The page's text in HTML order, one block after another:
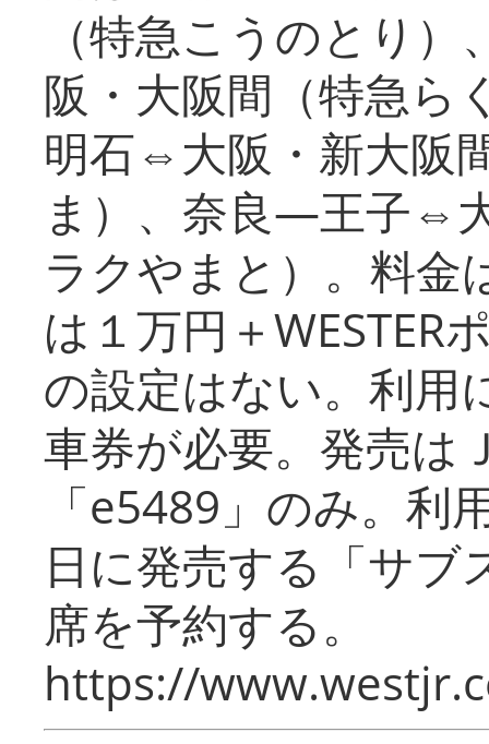
（特急こうのとり
阪・大阪間（特急
明石⇔大阪・新大阪
ま）、奈良―王子⇔
ラクやまと）。料金
は１万円＋WESTER
の設定はない。利用
車券が必要。発売は
「e5489」のみ。利
日に発売する「サブ
席を予約する。
https://